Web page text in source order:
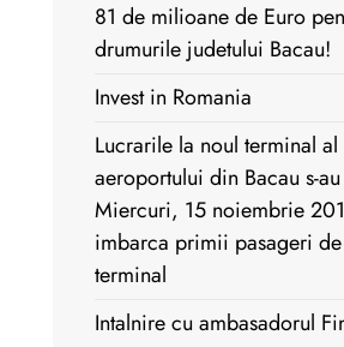
81 de milioane de Euro
drumurile judetului Bacau!
Invest in Romania
Lucrarile la noul terminal al
aeroportului din Bacau s-
Miercuri, 15 noiembrie
imbarca primii pasageri
terminal
Intalnire cu ambasadorul